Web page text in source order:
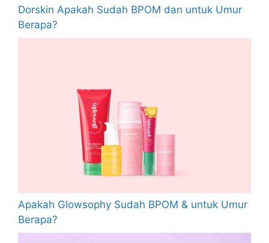
Dorskin Apakah Sudah BPOM dan untuk Umur
Berapa?
Apakah Glowsophy Sudah BPOM & untuk Umur
Berapa?